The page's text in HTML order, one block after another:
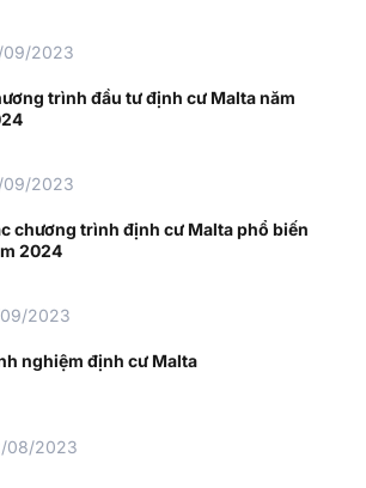
09/2023
trình đầu tư định cư Malta năm
09/2023
chương trình định cư Malta phổ biến
2024
09/2023
nghiệm định cư Malta
08/2023